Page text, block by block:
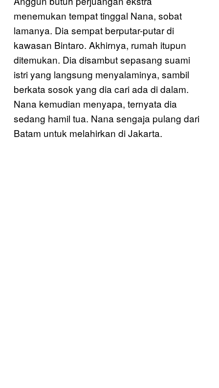
menemukan tempat tinggal Nana, sobat
lamanya. Dia sempat berputar-putar di
kawasan Bintaro. Akhirnya, rumah itupun
ditemukan. Dia disambut sepasang suami
istri yang langsung menyalaminya, sambil
berkata sosok yang dia cari ada di dalam.
Nana kemudian menyapa, ternyata dia
sedang hamil tua. Nana sengaja pulang dari
Batam untuk melahirkan di Jakarta.